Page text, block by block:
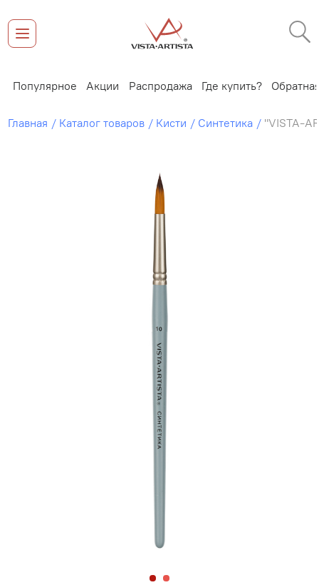
Популярное Акции Распродажа Где купить?
Главная Каталог товаров Кисти Синтетика "VISTA-